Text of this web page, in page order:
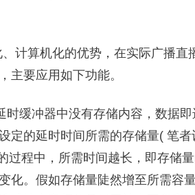
计算机化的优势，在实际广播直
主要应用如下功能。
缓冲器中没有存储内容，数据即
定的延时时间所需的存储量( 笔者
过程中，所需时间越长，即存储
化。假如存储量陡然增至所需容